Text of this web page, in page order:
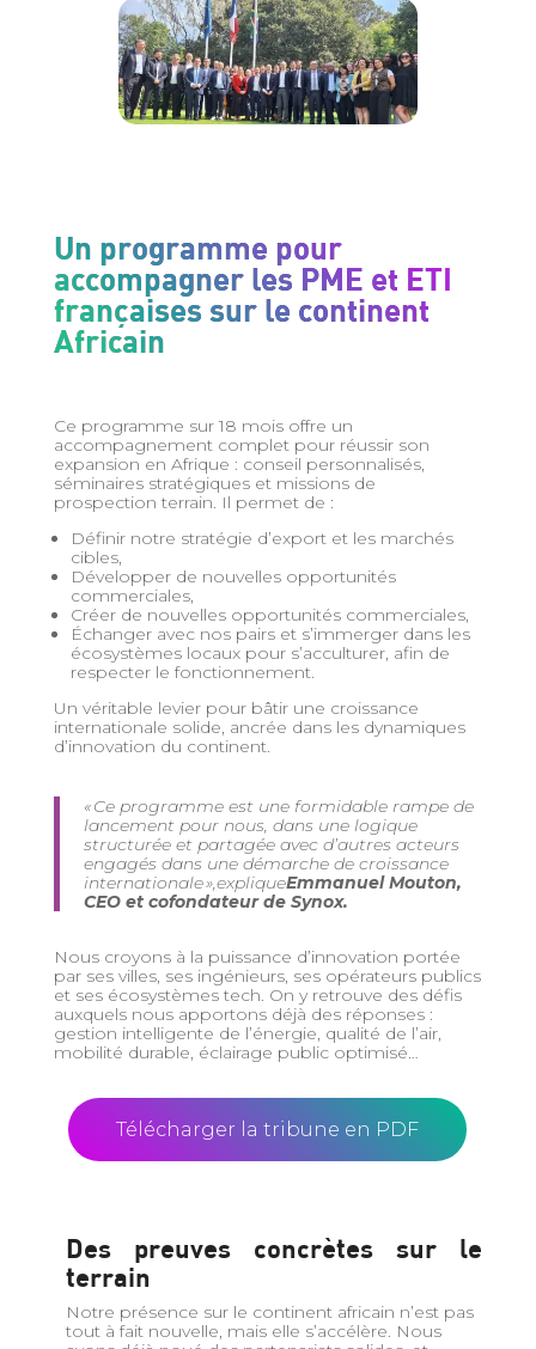
Un programme pour
accompagner les PME et ETI
françaises sur le continent
Africain
Ce programme sur 18 mois offre un
accompagnement complet pour réussir son
expansion en Afrique : conseil personnalisés,
séminaires stratégiques et missions de
prospection terrain. Il permet de :
Définir notre stratégie d’export et les marchés
cibles,
Développer de nouvelles opportunités
commerciales,
Créer de nouvelles opportunités commerciales,
Échanger avec nos pairs et s’immerger dans les
écosystèmes locaux pour s’acculturer, afin de
respecter le fonctionnement.
Un véritable levier pour bâtir une croissance
internationale solide, ancrée dans les dynamiques
d’innovation du continent.
« Ce programme est une formidable rampe de
lancement pour nous, dans une logique
structurée et partagée avec d’autres acteurs
engagés dans une démarche de croissance
internationale »,expliqueEmmanuel Mouton,
CEO et cofondateur de Synox.
Nous croyons à la puissance d’innovation portée
par ses villes, ses ingénieurs, ses opérateurs publics
et ses écosystèmes tech. On y retrouve des défis
auxquels nous apportons déjà des réponses :
gestion intelligente de l’énergie, qualité de l’air,
mobilité durable, éclairage public optimisé…
Télécharger la tribune en PDF
Des preuves concrètes sur le
terrain
Notre présence sur le continent africain n’est pas
tout à fait nouvelle, mais elle s’accélère. Nous